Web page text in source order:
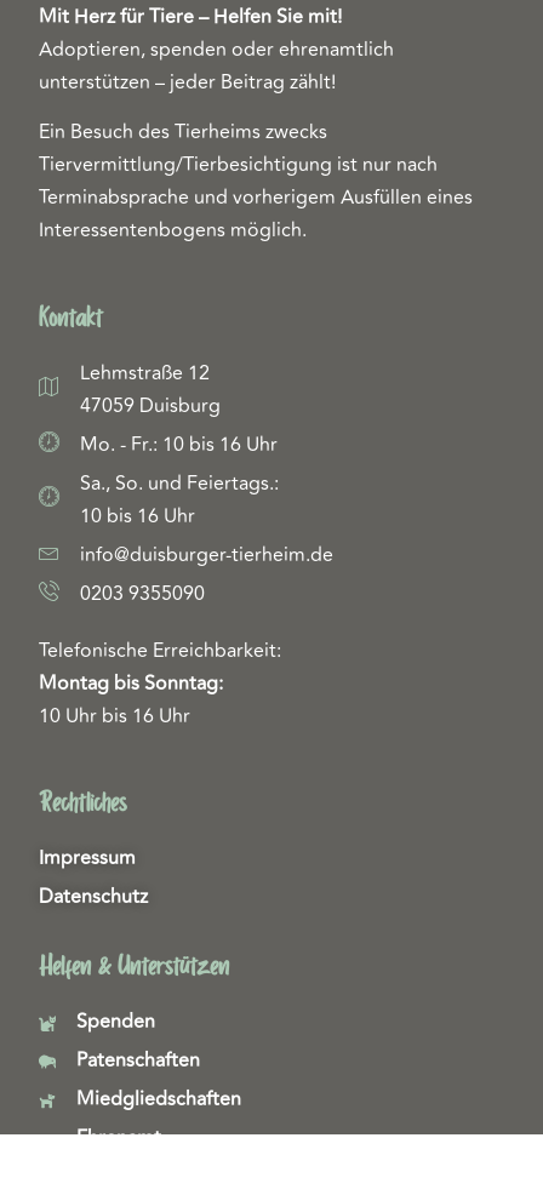
Mit Herz für Tiere – Helfen Sie mit!
Adoptieren, spenden oder ehrenamtlich
unterstützen – jeder Beitrag zählt!
Ein Besuch des Tierheims zwecks
Tiervermittlung/Tierbesichtigung ist nur nach
Terminabsprache und vorherigem Ausfüllen eines
Interessentenbogens möglich.
Kontakt
Lehmstraße 12
47059 Duisburg
Mo. - Fr.: 10 bis 16 Uhr
Sa., So. und Feiertags.:
10 bis 16 Uhr
info@duisburger-tierheim.de
0203 9355090
Telefonische Erreichbarkeit:
Montag bis Sonntag:
10 Uhr bis 16 Uhr
Rechtliches
Impressum
Datenschutz
Helfen & Unterstützen
Spenden
Patenschaften
Miedgliedschaften
Ehrenamt